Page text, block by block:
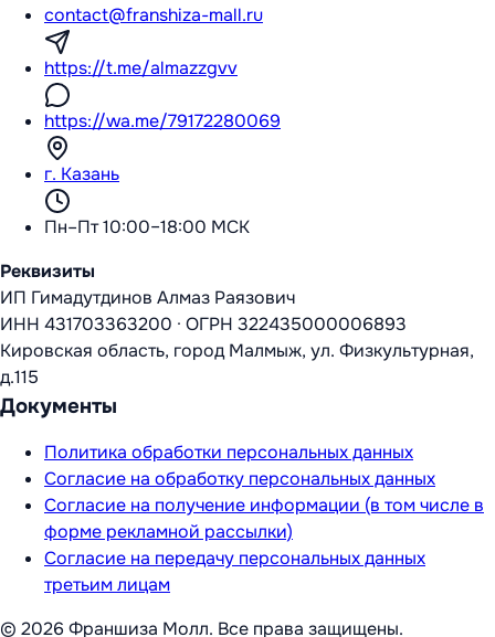
contact@franshiza-mall.ru
https://t.me/almazzgvv
https://wa.me/79172280069
г. Казань
Пн–Пт 10:00–18:00 МСК
Реквизиты
ИП Гимадутдинов Алмаз Раязович
ИНН 431703363200 · ОГРН 322435000006893
Кировская область, город Малмыж, ул. Физкультурная,
д.115
Документы
Политика обработки персональных данных
Согласие на обработку персональных данных
Согласие на получение информации (в том числе в
форме рекламной рассылки)
Согласие на передачу персональных данных
третьим лицам
© 2026 Франшиза Молл. Все права защищены.